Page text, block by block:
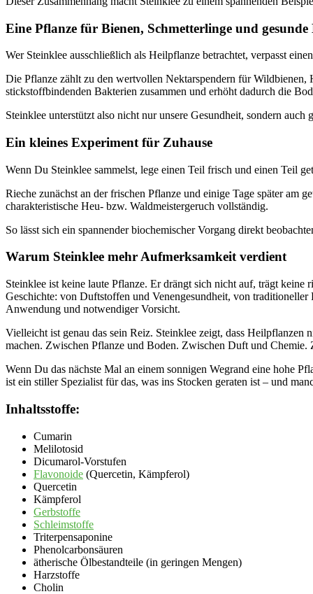
Eine Pflanze für Bienen, Schmetterlinge und gesunde
Wer Steinklee ausschließlich als Heilpflanze betrachtet, verpasst
Die Pflanze zählt zu den wertvollen Nektarspendern für
stickstoffbindenden Bakterien zusammen und erhöht dadurch die
Steinklee unterstützt also nicht nur unsere Gesundheit, sondern auch
Ein kleines Experiment für Zuhause
Wenn Du Steinklee sammelst, lege einen Teil frisch und einen Teil
Rieche zunächst an der frischen Pflanze und einige Tage später am
charakteristische Heu- bzw. Waldmeistergeruch vollständig.
So lässt sich ein spannender biochemischer Vorgang direkt
Warum Steinklee mehr Aufmerksamkeit verdient
Steinklee ist keine laute Pflanze. Er drängt sich nicht auf, trägt
Geschichte: von Duftstoffen und Venengesundheit, von
Anwendung und notwendiger Vorsicht.
Vielleicht ist genau das sein Reiz. Steinklee zeigt, dass Heilpflanzen
machen. Zwischen Pflanze und Boden. Zwischen Duft und
Wenn Du das nächste Mal an einem sonnigen Wegrand eine hohe
ist ein stiller Spezialist für das, was ins Stocken geraten ist – und
Inhaltsstoffe:
Cumarin
Melilotosid
Dicumarol-Vorstufen
Flavonoide (Quercetin, Kämpferol)
Quercetin
Kämpferol
Gerbstoffe
Schleimstoffe
Triterpensaponine
Phenolcarbonsäuren
ätherische Ölbestandteile (in geringen Mengen)
Harzstoffe
Cholin